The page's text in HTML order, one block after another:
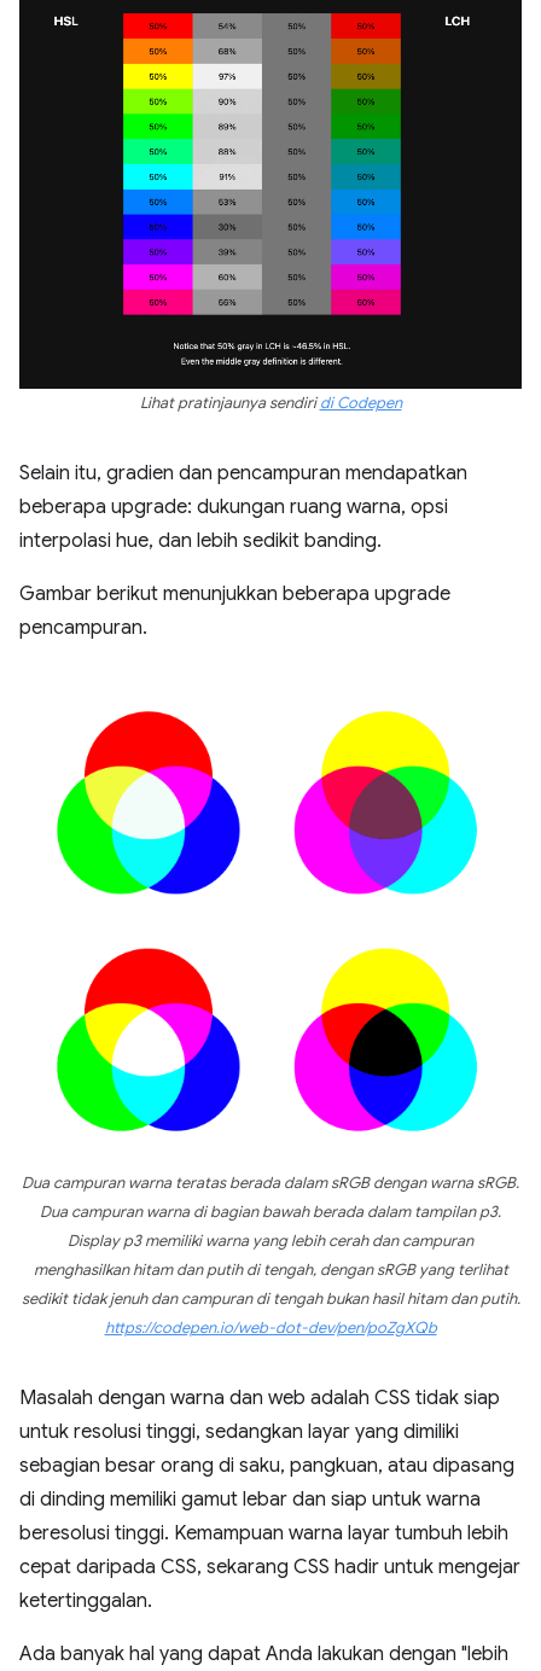
Lihat pratinjaunya sendiridi Codepen
Selain itu, gradien dan pencampuran mendapatkan
beberapa upgrade: dukungan ruang warna, opsi
interpolasi hue, dan lebih sedikit banding.
Gambar berikut menunjukkan beberapa upgrade
pencampuran.
Dua campuran warna teratas berada dalam sRGB dengan warna sRGB.
Dua campuran warna di bagian bawah berada dalam tampilan p3.
Display p3 memiliki warna yang lebih cerah dan campuran
menghasilkan hitam dan putih di tengah, dengan sRGB yang terlihat
sedikit tidak jenuh dan campuran di tengah bukan hasil hitam dan putih.
https://codepen.io/web-dot-dev/pen/poZgXQb
Masalah dengan warna dan web adalah CSS tidak siap
untuk resolusi tinggi, sedangkan layar yang dimiliki
sebagian besar orang di saku, pangkuan, atau dipasang
di dinding memiliki gamut lebar dan siap untuk warna
beresolusi tinggi. Kemampuan warna layar tumbuh lebih
cepat daripada CSS, sekarang CSS hadir untuk mengejar
ketertinggalan.
Ada banyak hal yang dapat Anda lakukan dengan "lebih